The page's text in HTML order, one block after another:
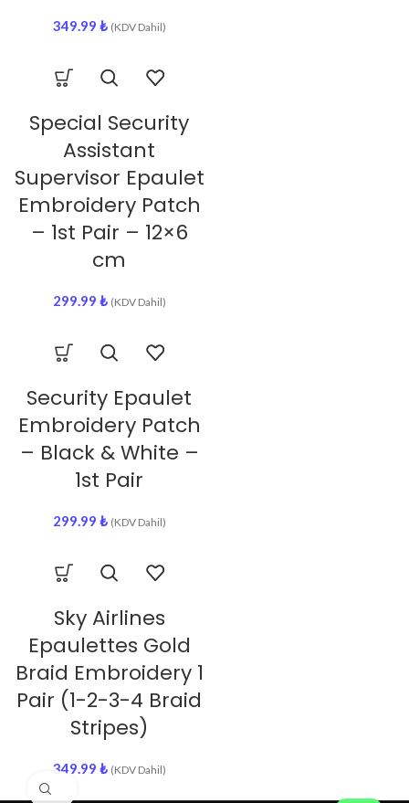
349.99 ₺ (KDV Dahil)
Special Security
Assistant
Supervisor Epaulet
Embroidery Patch
– 1st Pair – 12×6
cm
299.99 ₺ (KDV Dahil)
Security Epaulet
Embroidery Patch
– Black & White –
1st Pair
299.99 ₺ (KDV Dahil)
Sky Airlines
Epaulettes Gold
Braid Embroidery 1
Pair (1-2-3-4 Braid
Stripes)
349.99 ₺ (KDV Dahil)